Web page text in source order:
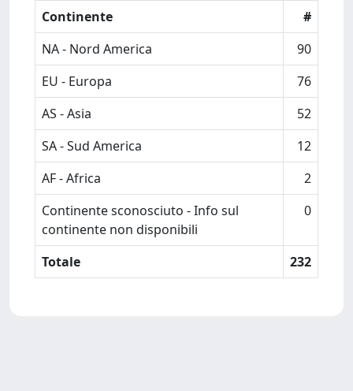
Continente
#
NA - Nord America
90
EU - Europa
76
AS - Asia
52
SA - Sud America
12
AF - Africa
2
Continente sconosciuto - Info sul
continente non disponibili
0
Totale 232